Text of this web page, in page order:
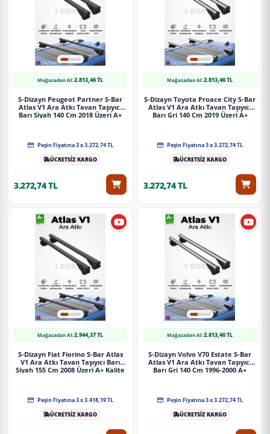
Mağazadan Al:2.813,46 TL
S-Dizayn Peugeot Partner S-Bar
Atlas V1 Ara Atkı Tavan Taşıyıcı
Barı Siyah 140 Cm 2018 Üzeri A+
Peşin Fiyatına 3 x 3.272,74 TL
ÜCRETSİZ KARGO
3.272,74 TL
Mağazadan Al:2.813,46 TL
S-Dizayn Toyota Proace City S-Bar
Atlas V1 Ara Atkı Tavan Taşıyıcı
Barı Gri 140 Cm 2019 Üzeri A+
Peşin Fiyatına 3 x 3.272,74 TL
ÜCRETSİZ KARGO
3.272,74 TL
Mağazadan Al:2.944,37 TL
S-Dizayn Fiat Fiorino S-Bar Atlas
V1 Ara Atkı Tavan Taşıyıcı Barı
Siyah 155 Cm 2008 Üzeri A+ Kalite
Peşin Fiyatına 3 x 3.418,19 TL
ÜCRETSİZ KARGO
Mağazadan Al:2.813,46 TL
S-Dizayn Volvo V70 Estate S-Bar
Atlas V1 Ara Atkı Tavan Taşıyıcı
Barı Gri 140 Cm 1996-2000 A+
Peşin Fiyatına 3 x 3.272,74 TL
ÜCRETSİZ KARGO